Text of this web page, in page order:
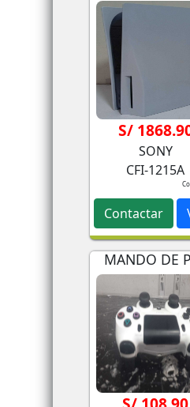
S/
SONY
CFI-1215A
Contactar
MANDO DE